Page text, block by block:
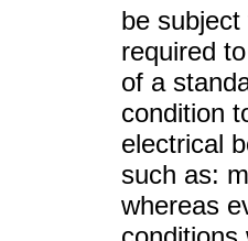
be
required
of a
condition
electrical
such as:
whereas